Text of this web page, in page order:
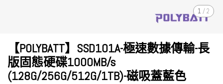
1 /2
【POLYBATT】SSD101A-極速數據傳輸-長
版固態硬碟1000MB/s
(128G/256G/512G/1TB)-磁吸蓋藍色